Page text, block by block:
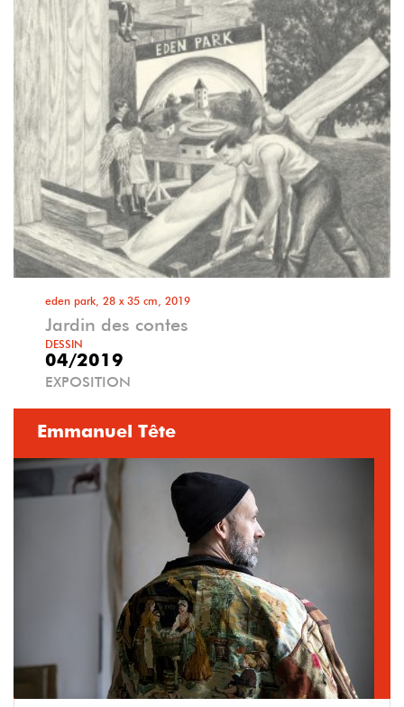
eden park, 28 x 35 cm, 2019
Jardin des contes
DESSIN
04/2019
EXPOSITION
Emmanuel Tête